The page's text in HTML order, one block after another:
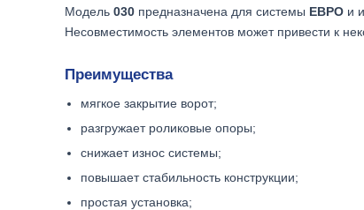
Модель 030 предназначена для системы ЕВРО и
Несовместимость элементов может привести к
Преимущества
мягкое закрытие ворот;
разгружает роликовые опоры;
снижает износ системы;
повышает стабильность конструкции;
простая установка;